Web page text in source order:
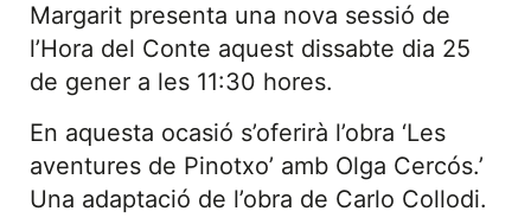
Margarit presenta una nova sessió de
l’Hora del Conte aquest dissabte dia 25
de gener a les 11:30 hores.
En aquesta ocasió s’oferirà l’obra ‘Les
aventures de Pinotxo’ amb Olga Cercós.’
Una adaptació de l’obra de Carlo Collodi.